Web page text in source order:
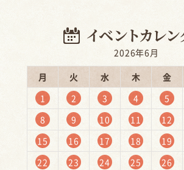
2026年6月
月
火 水 木 金
1
2 3 4 5
8
9 10 11 12
15
16 17 18 19
22
23 24 25 26